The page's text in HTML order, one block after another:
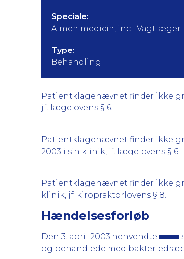
Speciale:
Almen medicin, incl. Vagtlæger
Type:
Behandling
Patientklagenævnet finder ikke
jf. lægelovens § 6.
Patientklagenævnet finder ikke
2003 i sin klinik, jf. lægelovens § 6.
Patientklagenævnet finder ikke
klinik, jf. kiropraktorlovens § 8.
Hændelsesforløb
Den 3. april 2003 henvendte
og behandlede med